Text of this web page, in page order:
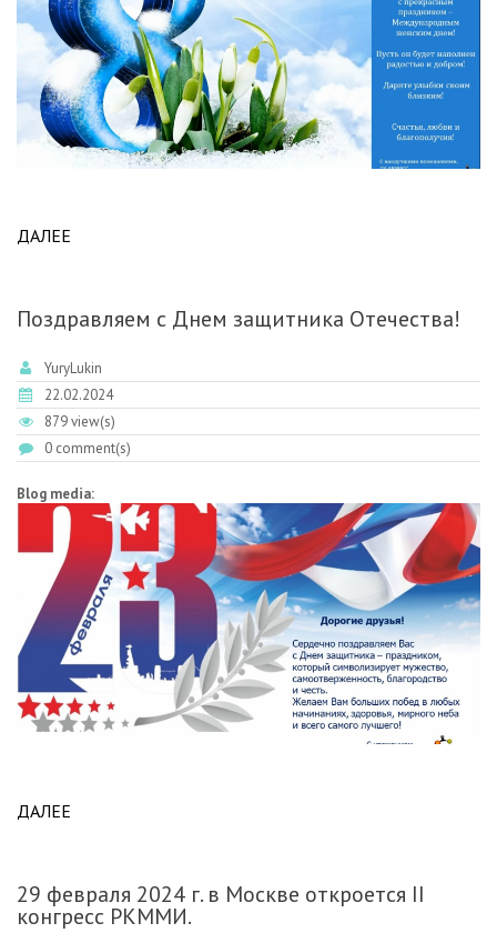
ДАЛЕЕ
Поздравляем с Днем защитника Отечества!
YuryLukin
22.02.2024
879 view(s)
0 comment(s)
Blog media:
ДАЛЕЕ
29 февраля 2024 г. в Москве откроется II
конгресс РКММИ.